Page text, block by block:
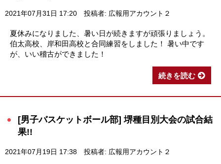
2021年07月31日 17:20 投稿者: 広報用アカウント２
夏休みになりました、暑い日が続きますが頑張りましょう。
伯太高校、岸和田高校と合同練習をしました！ 暑い中です
が、いい稽古ができました！
続きを読む
[男子バスケットボール部] 堺種目別大会の試合結
果!!
2021年07月19日 17:38 投稿者: 広報用アカウント２